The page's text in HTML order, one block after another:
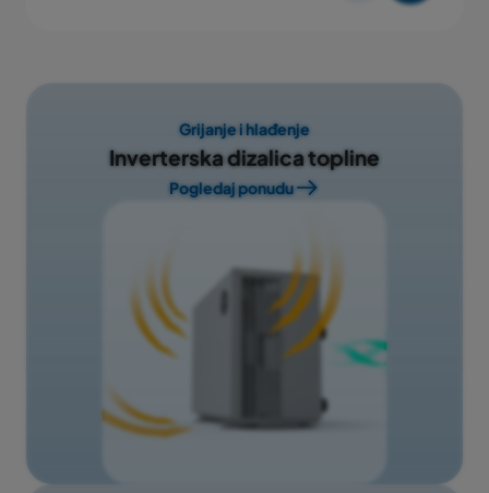
Grijanje i hlađenje
Inverterska dizalica topline
Pogledaj ponudu